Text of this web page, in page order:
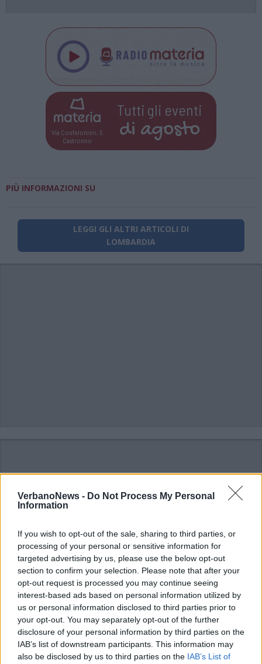
VerbanoNews - Do Not Process My Personal
Information
If you wish to opt-out of the sale, sharing to third parties, or
processing of your personal or sensitive information for
targeted advertising by us, please use the below opt-out
section to confirm your selection. Please note that after your
opt-out request is processed you may continue seeing
interest-based ads based on personal information utilized by
us or personal information disclosed to third parties prior to
your opt-out. You may separately opt-out of the further
disclosure of your personal information by third parties on the
IAB’s list of downstream participants. This information may
also be disclosed by us to third parties on the IAB’s List of
Via Confalonieri, 5
Castronno
Tutti gli eventi
di agosto
PIÙ INFORMAZIONI SU
LEGGI GLI ALTRI ARTICOLI DI
LOMBARDIA